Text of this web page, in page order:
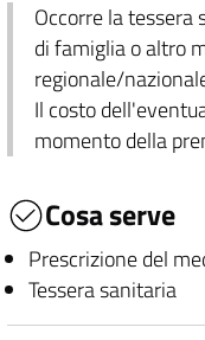
Occorre la tessera
di famiglia o altro
regionale/
Il costo
momento della
Cosa serve
Prescrizione del
Tessera sanitaria